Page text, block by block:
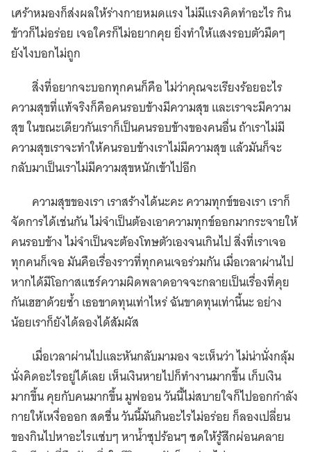
เศร้าหมองก็ส่งผลให้ร่างกายหมดแรง ไม่มีแรงคิดทำอะไร กิน
ข้าวก็ไม่อร่อย เจอใครก็ไม่อยากคุย ยิ่งทำให้แสงรอบตัวมืดๆ
ยังไงบอกไม่ถูก
สิ่งที่อยากจะบอกทุกคนก็คือ ไม่ว่าคุณจะเรียงร้อยอะไร
ความสุขที่แท้จริงก็คือคนรอบข้างมีความสุข และเราจะมีความ
สุข ในขณะเดียวกันเราก็เป็นคนรอบข้างของคนอื่น ถ้าเราไม่มี
ความสุขเราจะทำให้คนรอบข้างเราไม่มีความสุข แล้วมันก็จะ
กลับมาเป็นเราไม่มีความสุขหนักเข้าไปอีก
ความสุขของเรา เราสร้างได้นะคะ ความทุกข์ของเรา เราก็
จัดการได้เช่นกัน ไม่จำเป็นต้องเอาความทุกข์ออกมากระจายให้
คนรอบข้าง ไม่จำเป็นจะต้องโทษตัวเองจนเกินไป สิ่งที่เราเจอ
ทุกคนก็เจอ มันคือเรื่องราวที่ทุกคนเจอร่วมกัน เมื่อเวลาผ่านไป
หากได้มีโอกาสแชร์ความผิดพลาดอาจจะกลายเป็นเรื่องที่คุย
กันเฮฮาด้วยซ้ำ เธอขาดทุนเท่าไหร่ ฉันขาดทุนเท่านี้นะ อย่าง
น้อยเราก็ยังได้ลองได้สัมผัส
เมื่อเวลาผ่านไปและหันกลับมามอง จะเห็นว่า ไม่น่านั่งกลุ้ม
นั่งคิดอะไรอยู่ได้เลย เห็นเงินหายไปก็ทำงานมากขึ้น เก็บเงิน
มากขึ้น คุยกับคนมากขึ้น มูฟออน วันนี้ไม่สบายใจก็ไปออกกำลัง
กายให้เหงื่อออก สดชื่น วันนี้มันกินอะไรไม่อร่อย ก็ลองเปลี่ยน
ของกินไปหาอะไรแซ่บๆ หาน้ำซุปร้อนๆ ซดให้รู้สึกผ่อนคลาย